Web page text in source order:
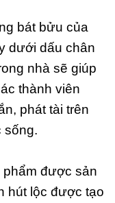
bát bửu của
dưới dấu chân
nhà sẽ giúp
thành viên
phát tài trên
sống.
được sản
hút lộc được tạo